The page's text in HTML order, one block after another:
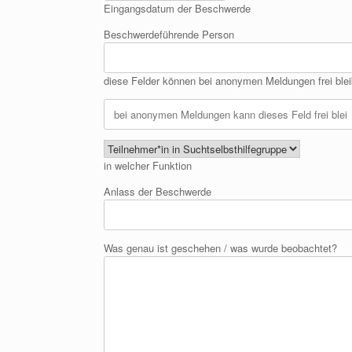
Eingangsdatum der Beschwerde
Beschwerdeführende Person
diese Felder können bei anonymen Meldungen frei
in welcher Funktion
Anlass der Beschwerde
Was genau ist geschehen / was wurde beobachtet?